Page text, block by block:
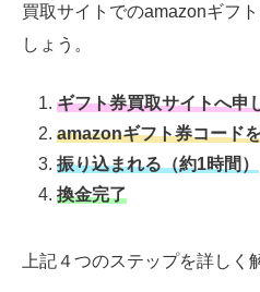
買取サイトでのamazonギフ
しょう。
ギフト券買取サイトへ申
amazonギフト券コード
振り込まれる（約1時間）
換金完了
上記４つのステップを詳しく